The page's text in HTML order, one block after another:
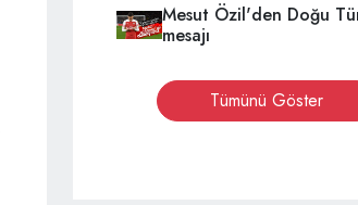
Mesut Özil'den Doğu
mesajı
Tümünü Göster